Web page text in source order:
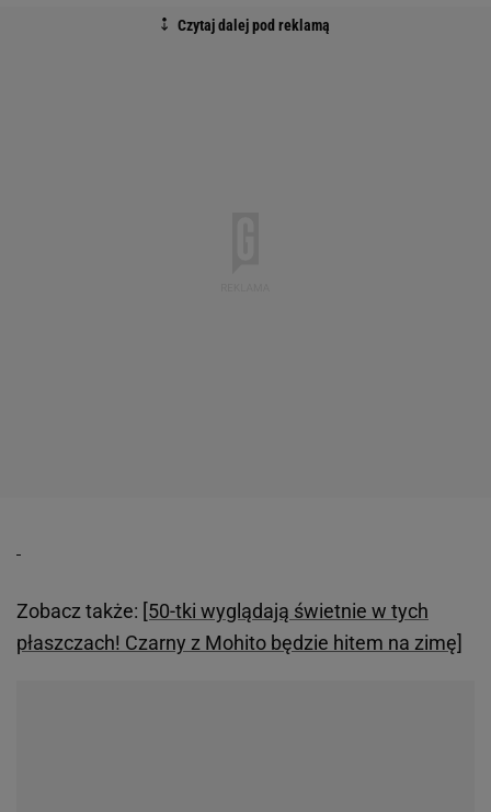
Zobacz także: [50-tki wyglądają świetnie w tych
płaszczach! Czarny z Mohito będzie hitem na zimę]